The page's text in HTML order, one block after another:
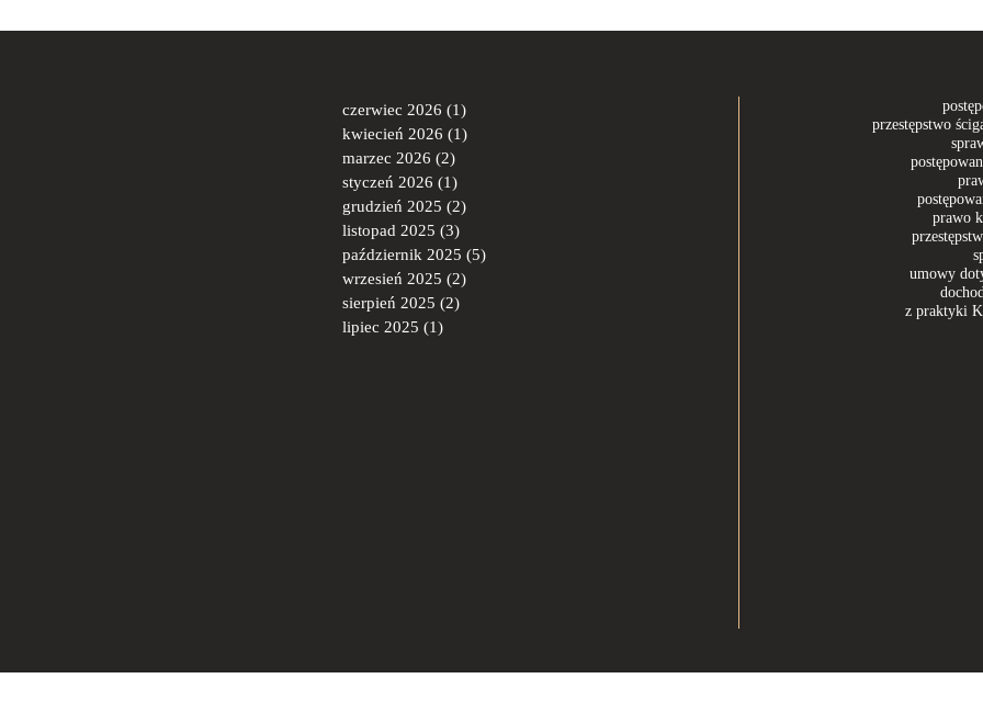
prawo
umowy
z praktyki
czerwiec 2026 (1)
kwiecień 2026 (1)
marzec 2026 (2)
styczeń 2026 (1)
grudzień 2025 (2)
listopad 2025 (3)
październik 2025 (5)
wrzesień 2025 (2)
sierpień 2025 (2)
lipiec 2025 (1)